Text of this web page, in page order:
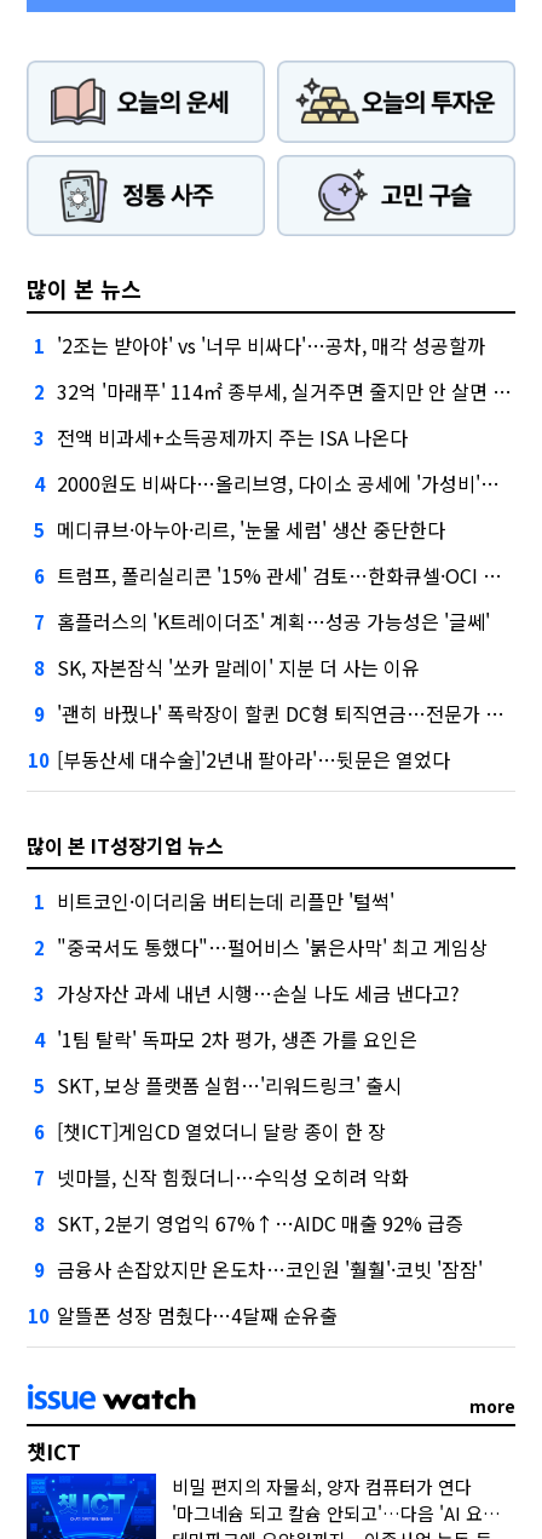
많이 본 뉴스
1 '2조는 받아야' vs '너무 비싸다'…공차, 매각 성공할까
2 32억 '마래푸' 114㎡ 종부세, 실거주면 줄지만 안 살면 2.5배
3 전액 비과세+소득공제까지 주는 ISA 나온다
4 2000원도 비싸다…올리브영, 다이소 공세에 '가성비'로 맞불
5 메디큐브·아누아·리르, '눈물 세럼' 생산 중단한다
6 트럼프, 폴리실리콘 '15% 관세' 검토…한화큐셀·OCI 영향은?
7 홈플러스의 'K트레이더조' 계획…성공 가능성은 '글쎄'
8 SK, 자본잠식 '쏘카 말레이' 지분 더 사는 이유
9 '괜히 바꿨나' 폭락장이 할퀸 DC형 퇴직연금…전문가 조언은
10 [부동산세 대수술]'2년내 팔아라'…뒷문은 열었다
많이 본 IT성장기업 뉴스
1 비트코인·이더리움 버티는데 리플만 '털썩'
2 "중국서도 통했다"…펄어비스 '붉은사막' 최고 게임상
3 가상자산 과세 내년 시행…손실 나도 세금 낸다고?
4 '1팀 탈락' 독파모 2차 평가, 생존 가를 요인은
5 SKT, 보상 플랫폼 실험…'리워드링크' 출시
6 [챗ICT]게임CD 열었더니 달랑 종이 한 장
7 넷마블, 신작 힘줬더니…수익성 오히려 악화
8 SKT, 2분기 영업익 67%↑…AIDC 매출 92% 급증
9 금융사 손잡았지만 온도차…코인원 '훨훨'·코빗 '잠잠'
10 알뜰폰 성장 멈췄다…4달째 순유출
more
챗ICT
비밀 편지의 자물쇠, 양자 컴퓨터가 연다
'마그네슘 되고 칼슘 안되고'…다음 'AI 요약' 갈 길은